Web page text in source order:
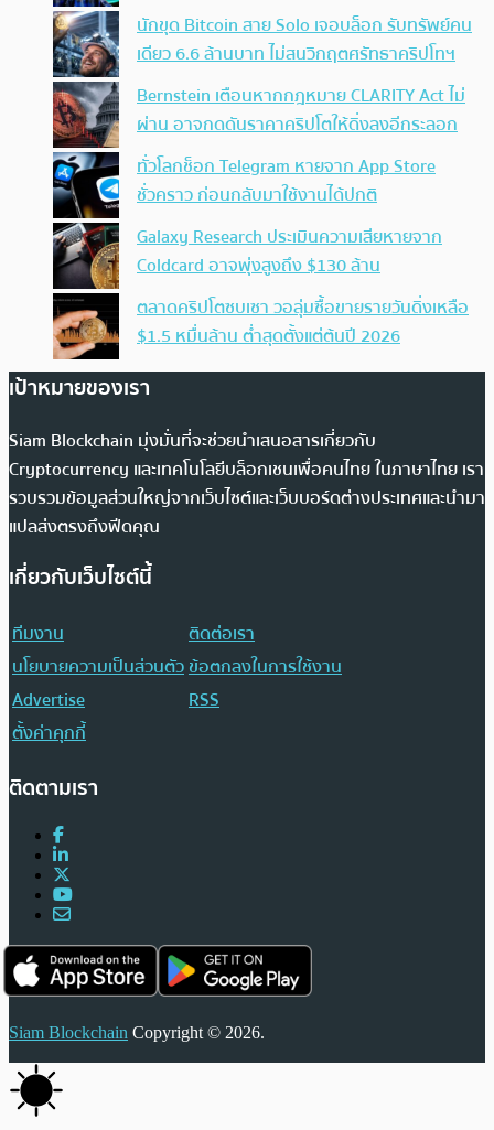
นักขุด Bitcoin สาย Solo เจอบล็อก รับทรัพย์คน
เดียว 6.6 ล้านบาท ไม่สนวิกฤตศรัทธาคริปโทฯ
Bernstein เตือนหากกฎหมาย CLARITY Act ไม่
ผ่าน อาจกดดันราคาคริปโตให้ดิ่งลงอีกระลอก
ทั่วโลกช็อก Telegram หายจาก App Store
ชั่วคราว ก่อนกลับมาใช้งานได้ปกติ
Galaxy Research ประเมินความเสียหายจาก
Coldcard อาจพุ่งสูงถึง $130 ล้าน
ตลาดคริปโตซบเซา วอลุ่มซื้อขายรายวันดิ่งเหลือ
$1.5 หมื่นล้าน ต่ำสุดตั้งแต่ต้นปี 2026
เป้าหมายของเรา
Siam Blockchain มุ่งมั่นที่จะช่วยนำเสนอสารเกี่ยวกับ
Cryptocurrency และเทคโนโลยีบล็อกเชนเพื่อคนไทย ในภาษาไทย เรา
รวบรวมข้อมูลส่วนใหญ่จากเว็บไซต์และเว็บบอร์ดต่างประเทศและนำมา
แปลส่งตรงถึงฟีดคุณ
เกี่ยวกับเว็บไซต์นี้
ทีมงาน
ติดต่อเรา
นโยบายความเป็นส่วนตัวข้อตกลงในการใช้งาน
Advertise
RSS
ตั้งค่าคุกกี้
ติดตามเรา
Siam Blockchain Copyright © 2026.